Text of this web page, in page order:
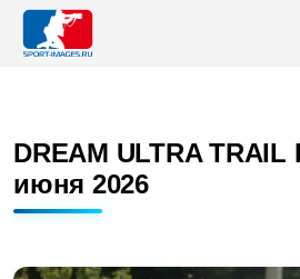
DREAM ULTRA TRAIL
июня 2026